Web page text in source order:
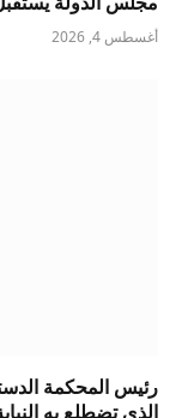
أغسطس 4, 2026
رئيس المحكمة
الذي تضطلع به